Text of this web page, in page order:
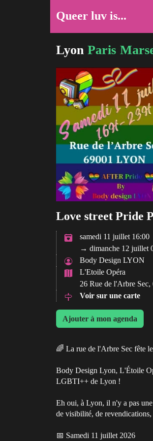
Queer luv is...
Lyon Paris
Love street Pride
samedi 11 juillet 16:00
→ dimanche 12 juillet
Body Design LYON
L'Etoile Opéra
26 Rue de l'Arbre
Voir sur une carte
Ajouter à mon agenda
🌈 La rue de l'Arbre Sec fête
Body Design Lyon, L'Étoile
LGBTI++ de Lyon !
Eh oui, à Lyon, il n'y a pas
de visibilité, de
📅 Samedi 11 juillet 2026